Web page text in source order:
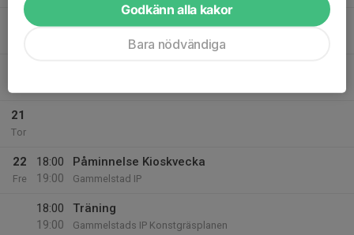
19
Gammelstads IP Konstgräsplanen
21
Tor
22
Fre
18:00
19:00
Påminnelse Kioskvecka
Gammelstad IP
18:00
19:00
Träning
Gammelstads IP Konstgräsplanen
Godkänn alla kakor
Bara nödvändiga